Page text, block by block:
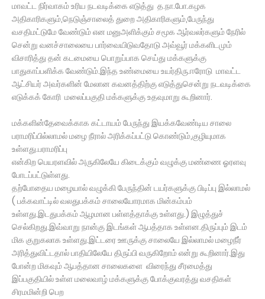
மாவட்ட நிர்வாகம் உரிய நடவடிக்கை எடுத்து த.நா.போ.கழக
அதிகாரிகளும்,நெடுஞ்சாலைத் துறை அதிகாரிகளும்,பேருந்து
வசதிமட்டுமே வேண்டும் என மனுஅளிக்கும் சமூக ஆர்வலர்களும் நேரில்
சென்று வனச்சாலையை பார்வையிடுவதோடு அவ்வூர் மக்களிடமும்
விசாரித்து தன் கடமையை பொறுப்பாக செய்து மக்களுக்கு
பாதுகாப்பளிக்க வேண்டும்.இந்த உண்மையை உயர்திரு.ஈரோடு மாவட்ட
ஆட்சியர் அவர்களின் மேலான கவனத்திற்கு எடுத்துசென்று நடவடிக்கை
எடுக்கக் கோரி மலைப்பகுதி மக்களுக்கு உதவுமாறு கூறினார்.
மக்களின்தேவைக்காக கட்டாயம் பேருந்து இயக்கவேண்டிய சாலை
பராமரிப்பில்லாமல் மழை நீரால் அரிக்கப்பட்டு கொண்டும்,குழியுமாக
உள்ளது.பராமரிப்பு
என்கிற பெயரளவில் அருகிலேயே கிடைக்கும் வழுக்கு மண்ணை ஓரளவு
போடப்பட்டுள்ளது.
தற்போதைய மழையால் வழுக்கி பேருந்தின் டயர்களுக்கு பிடிப்பு இல்லாமல்
( பக்கவாட்டில் வலதுபக்கம் சாலையோரமாக மின்கம்பம்
உள்ளது.இடதுபக்கம் ஆழமான பள்ளத்தாக்கு உள்ளது.) இழுத்துச்
செல்கிறது.இவ்வாறு நான்கு இடங்கள் ஆபத்தாக உள்ளன.திருப்பும் இடம்
மிக குறுகலாக உள்ளது.இட்டரை ஊருக்கு சாலையே இல்லாமல் மழைநீர்
அரித்துவிட்டதால் பாதியிலேயே திருப்பி வருகிறோம் என்று கூறினார்.இது
போன்ற மிகவும் ஆபத்தான சாலைகளை விரைந்து சீரமைத்து
இப்பகுதியில் உள்ள மலைவாழ் மக்களுக்கு போக்குவரத்து வசதிகள்
சிரமமின்றி பெற